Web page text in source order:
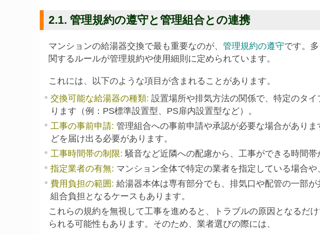
2.1. 管理規約の遵守と管理組合との連携
マンションの給湯器交換で最も重要なのが、 管理規約の遵守です。
関するルールが管理規約や使用細則に定められています。
これには、以下のような項目が含まれることがあります。
交換可能な給湯器の種類: 設置場所や排気方法の関係で、特定のタ
ります（例：PS標準設置型、PS扉内設置型など）。
工事の事前申請: 管理組合への事前申請や承認が必要な場合があり
どを届け出る必要があります。
工事時間帯の制限: 騒音など近隣への配慮から、工事ができる時間帯
指定業者の有無: マンション全体で特定の業者を指定している場合や
費用負担の範囲 : 給湯器本体は専有部分でも、排気口や配管の一部
組合負担となるケースもあります。
これらの規約を無視して工事を進めると、トラブルの原因となるだ
られる可能性もあります。そのため、業者選びの際には、